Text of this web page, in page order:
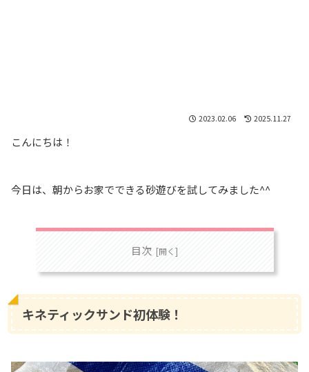
2023.02.06 2025.11.27
こんにちは！
今日は、朝からお家でできる砂遊びを試してみました^^
目次
キネティックサンド初体験！